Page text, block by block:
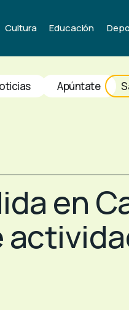
Cultura Educación
Apúntate
en